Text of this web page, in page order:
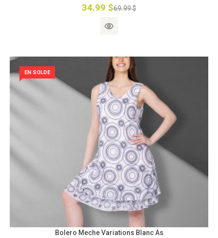
34.99 $69.99 $
EN SOLDE
Bolero Meche Variations Blanc As